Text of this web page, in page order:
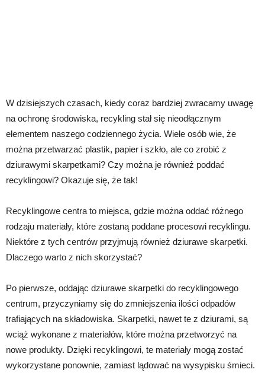
W dzisiejszych czasach, kiedy coraz bardziej zwracamy uwagę
na ochronę środowiska, recykling stał się nieodłącznym
elementem naszego codziennego życia. Wiele osób wie, że
można przetwarzać plastik, papier i szkło, ale co zrobić z
dziurawymi skarpetkami? Czy można je również poddać
recyklingowi? Okazuje się, że tak!
Recyklingowe centra to miejsca, gdzie można oddać różnego
rodzaju materiały, które zostaną poddane procesowi recyklingu.
Niektóre z tych centrów przyjmują również dziurawe skarpetki.
Dlaczego warto z nich skorzystać?
Po pierwsze, oddając dziurawe skarpetki do recyklingowego
centrum, przyczyniamy się do zmniejszenia ilości odpadów
trafiających na składowiska. Skarpetki, nawet te z dziurami, są
wciąż wykonane z materiałów, które można przetworzyć na
nowe produkty. Dzięki recyklingowi, te materiały mogą zostać
wykorzystane ponownie, zamiast lądować na wysypisku śmieci.